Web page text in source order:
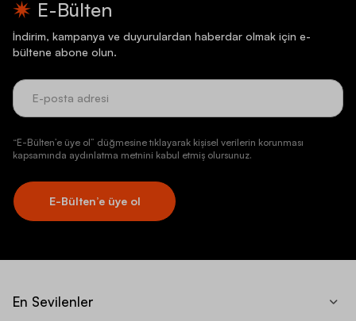
E-Bülten
İndirim, kampanya ve duyurulardan haberdar olmak için e-
bültene abone olun.
“E-Bülten’e üye ol” düğmesine tıklayarak kişisel verilerin korunması
kapsamında aydınlatma metnini kabul etmiş olursunuz.
E-Bülten’e üye ol
En Sevilenler